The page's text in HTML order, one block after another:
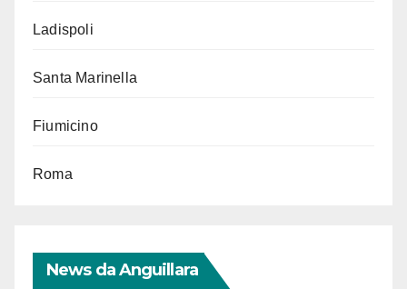
Ladispoli
Santa Marinella
Fiumicino
Roma
News da Anguillara